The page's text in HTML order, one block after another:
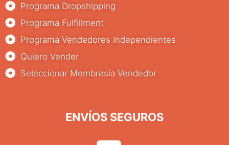
Programa Dropshipping
Programa Fulfillment
Programa Vendedores Independientes
Quiero Vender
Seleccionar Membresía Vendedor
ENVÍOS SEGUROS